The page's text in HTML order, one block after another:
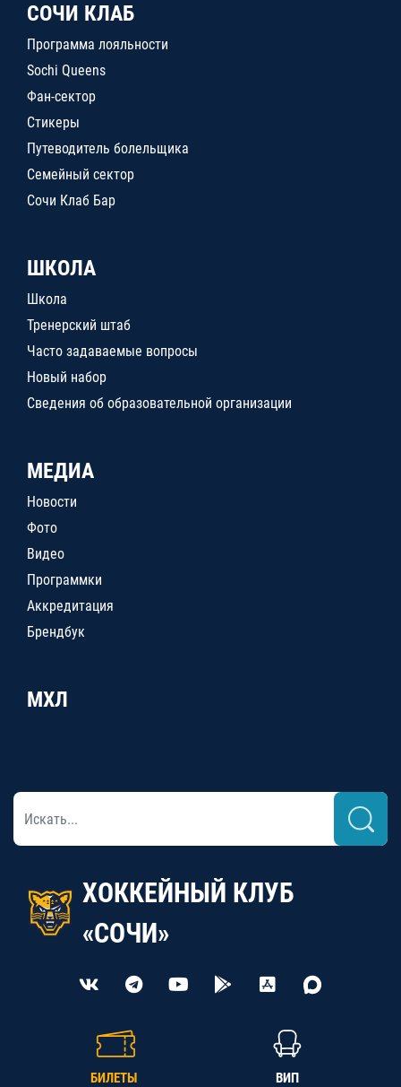
СОЧИ КЛАБ
Программа лояльности
Sochi Queens
Фан-сектор
Стикеры
Путеводитель болельщика
Семейный сектор
Сочи Клаб Бар
ШКОЛА
Школа
Тренерский штаб
Часто задаваемые вопросы
Новый набор
Сведения об образовательной организации
МЕДИА
Новости
Фото
Видео
Программки
Аккредитация
Брендбук
МХЛ
ХОККЕЙНЫЙ КЛУБ
«СОЧИ»
БИЛЕТЫ ВИП